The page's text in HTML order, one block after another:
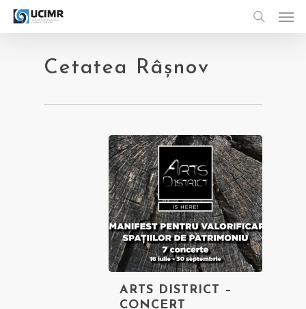
Skip
search
Cetatea Râșnov
ARTS DISTRICT –
CONCERT